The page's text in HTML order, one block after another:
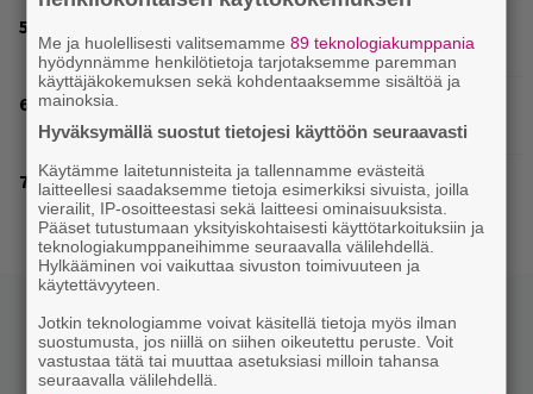
mukana
Mainio ohjelmatoimisto juhlii Helsingissä 10-vuotista
taivaltaan – ilmaistapahtumassa loistoesiintyjät
Blind Channel palasi tauolta – tältä kuulostaa uusi
musiikki
Me ja huolellisesti valitsemamme89 teknologiakumppania
hyödynnämme henkilötietoja tarjotaksemme paremman
käyttäjäkokemuksen sekä kohdentaaksemme sisältöä ja
mainoksia.
Hyväksymällä suostut tietojesi käyttöön seuraavasti
Käytämme laitetunnisteita ja tallennamme evästeitä
laitteellesi saadaksemme tietoja esimerkiksi sivuista, joilla
vierailit, IP-osoitteestasi sekä laitteesi ominaisuuksista.
Pääset tutustumaan yksityiskohtaisesti käyttötarkoituksiin ja
teknologiakumppaneihimme seuraavalla välilehdellä.
Hylkääminen voi vaikuttaa sivuston toimivuuteen ja
käytettävyyteen.
Jotkin teknologiamme voivat käsitellä tietoja myös ilman
suostumusta, jos niillä on siihen oikeutettu peruste. Voit
vastustaa tätä tai muuttaa asetuksiasi milloin tahansa
seuraavalla välilehdellä.